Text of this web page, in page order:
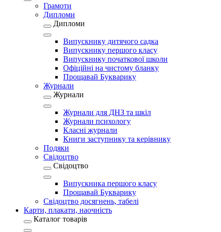
Грамоти
Дипломи
Дипломи
Випускнику дитячого садка
Випускнику першого класу
Випускнику початкової школи
Офіційні на чистому бланку
Прощавай Букварику
Журнали
Журнали
Журнали для ДНЗ та шкіл
Журнали психологу
Класні журнали
Книги заступнику та керівнику
Подяки
Свідоцтво
Свідоцтво
Випускника першого класу
Прощавай Букварику
Свідоцтво досягнень, табелі
Карти, плакати, наочність
Каталог товарів